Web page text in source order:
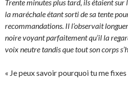
Trente minutes plus tard, ils étaient sur
la maréchale étant sorti de sa tente
recommandations. Il l’observait
noire voyant parfaitement qu’il la
voix neutre tandis que tout son corps
« Je peux savoir pourquoi tu me fixes